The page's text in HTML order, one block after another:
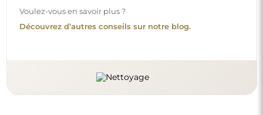
Voulez-vous en savoir plus ?
Découvrez d’autres conseils sur notre blog.